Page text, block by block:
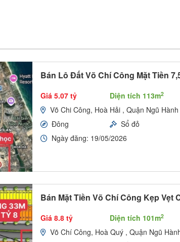
Bán Lô Đất Võ Chí Công Mặt Tiền
Giá 5.07 tỷ Diện tích 113m2
Võ Chi Công, Hoà Hải , Quận Ngũ
Đông
Sổ đỏ
Ngày đăng: 19/05/2026
Bán Mặt Tiền Võ Chí Công Kẹp Vẹt
Giá 8.8 tỷ Diện tích 101m2
Võ Chí Công, Hoà Quý , Quận Ngũ